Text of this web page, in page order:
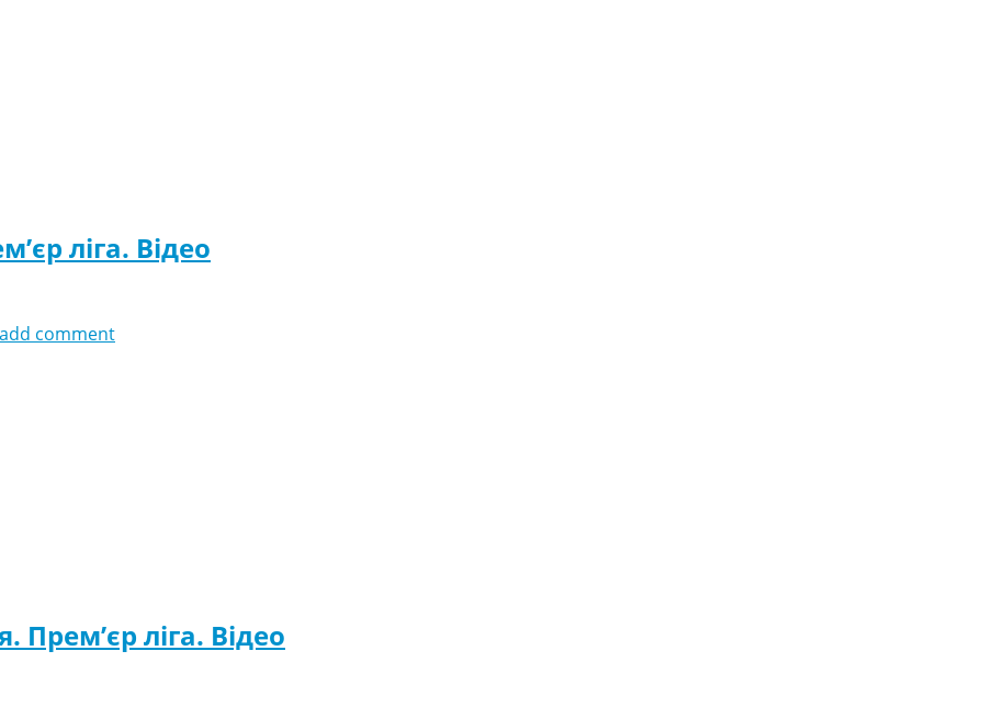
ліга. Відео
add comment
Прем’єр ліга. Відео